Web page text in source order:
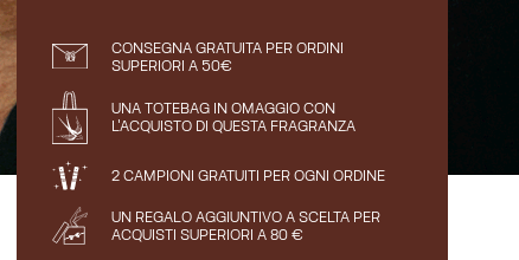
CONSEGNA GRATUITA PER ORDINI
SUPERIORI A 50€
UNA TOTEBAG IN OMAGGIO CON
L'ACQUISTO DI QUESTA FRAGRANZA
2 CAMPIONI GRATUITI PER OGNI ORDINE
UN REGALO AGGIUNTIVO A SCELTA PER
ACQUISTI SUPERIORI A 80 €